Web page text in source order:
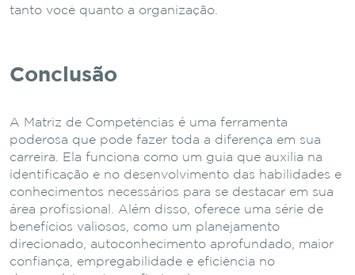
tanto você quanto a organização.
Conclusão
A Matriz de Competências é uma ferramenta
poderosa que pode fazer toda a diferença em sua
carreira. Ela funciona como um guia que auxilia na
identificação e no desenvolvimento das habilidades e
conhecimentos necessários para se destacar em sua
área profissional. Além disso, oferece uma série de
benefícios valiosos, como um planejamento
direcionado, autoconhecimento aprofundado, maior
confiança, empregabilidade e eficiência no